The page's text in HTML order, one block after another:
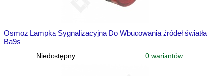
Osmoz Lampka Sygnalizacyjna Do Wbudowania źródeł światła
Ba9s
Niedostępny 0 wariantów